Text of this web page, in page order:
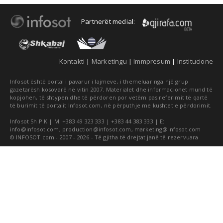
Partnerët medial:
Kontakti | Marketingu | Immpresum | Institucione
Infosot është portal i pavarur i lajmeve, i themeluar nga një grup
gazetarësh kosovarë në vitin 2007. Materialet dhe informacionet mund të
kopjohen, të shtypen dhe të përdoren por vetëm pas referimit të qartë
të burimit të portalit Infosot.com, në përputhje me kushtet e përdorimit.
Infosot Sh.P.K | M: +383 49 323 333 | +383 44 383 333 | E:
info@infosot.com , production@infosot.com , marketing@infosot.com
© INFOSOT.com - 2007 - 2026 - Të gjitha të drejtat janë të rezervuara